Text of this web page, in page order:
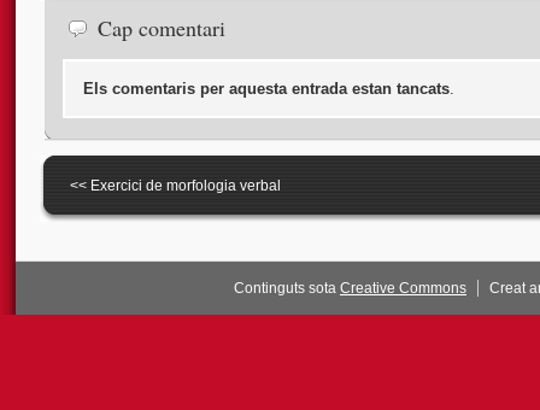
Cap comentari
Els comentaris per aquesta entrada estan tancats
<< Exercici de morfologia verbal
Continguts sota Creative Commons Creat